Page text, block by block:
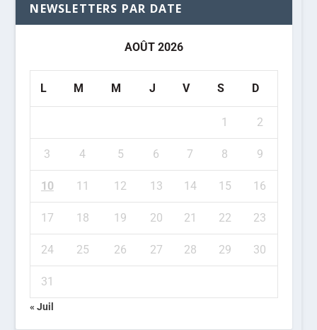
NEWSLETTERS PAR DATE
AOÛT 2026
L M M J V S D
1 2
3 4 5 6 7 8 9
10 11 12 13 14 15 16
17 18 19 20 21 22 23
24 25 26 27 28 29 30
31
« Juil